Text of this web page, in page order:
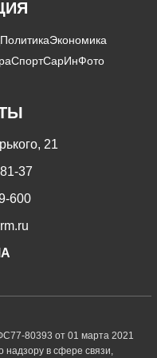
ПолитикаЭкономика
СпортСарИнФото
21
37
600
80393 от 01 марта 2021
в сфере связи,